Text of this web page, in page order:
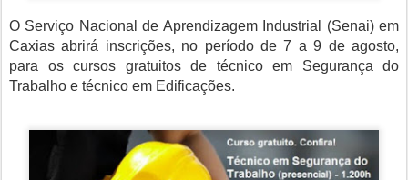
O Serviço Nacional de Aprendizagem Industrial (Senai) em
Caxias abrirá inscrições, no período de 7 a 9 de agosto,
para os cursos gratuitos de técnico em Segurança do
Trabalho e técnico em Edificações.